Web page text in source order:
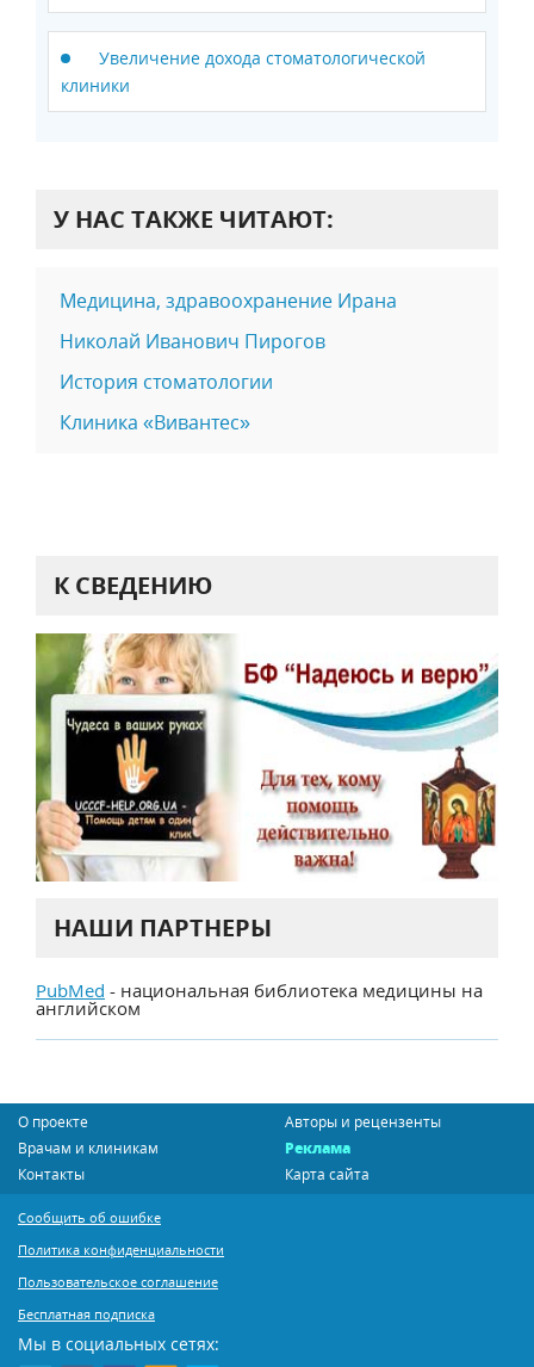
Увеличение дохода стоматологической
клиники
У НАС ТАКЖЕ ЧИТАЮТ:
Медицина, здравоохранение Ирана
Николай Иванович Пирогов
История стоматологии
Клиника «Вивантес»
К СВЕДЕНИЮ
НАШИ ПАРТНЕРЫ
PubMed - национальная библиотека медицины на
английском
О проекте
Авторы и рецензенты
Врачам и клиникам
Реклама
Контакты
Карта сайта
Сообщить об ошибке
Политика конфиденциальности
Пользовательское соглашение
Бесплатная подписка
Мы в социальных сетях: